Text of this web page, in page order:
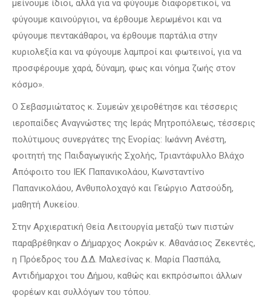
μείνουμε ίδιοι, αλλά για να φύγουμε διαφορετικοί, να
φύγουμε καινούργιοι, να έρθουμε λερωμένοι και να
φύγουμε πεντακάθαροι, να έρθουμε παρτάλια στην
κυριολεξία και να φύγουμε λαμπροί και φωτεινοί, για να
προσφέρουμε χαρά, δύναμη, φως και νόημα ζωής στον
κόσμο».
Ο Σεβασμιώτατος κ. Συμεών χειροθέτησε και τέσσερις
ιεροπαίδες Αναγνώστες της Ιεράς Μητροπόλεως, τέσσερις
πολύτιμους συνεργάτες της Ενορίας: Ιωάννη Ανέστη,
φοιτητή της Παιδαγωγικής Σχολής, Τριαντάφυλλο Βλάχο
Απόφοιτο του ΙΕΚ Παπανικολάου, Κωνσταντίνο
Παπανικολάου, Ανθυπολοχαγό και Γεώργιο Λατσούδη,
μαθητή Λυκείου.
Στην Αρχιερατική Θεία Λειτουργία μεταξύ των πιστών
παραβρέθηκαν ο Δήμαρχος Λοκρών κ. Αθανάσιος Ζεκεντές,
η Πρόεδρος του Δ.Δ. Μαλεσίνας κ. Μαρία Πασπάλα,
Αντιδήμαρχοι του Δήμου, καθώς και εκπρόσωποι άλλων
φορέων και συλλόγων του τόπου.